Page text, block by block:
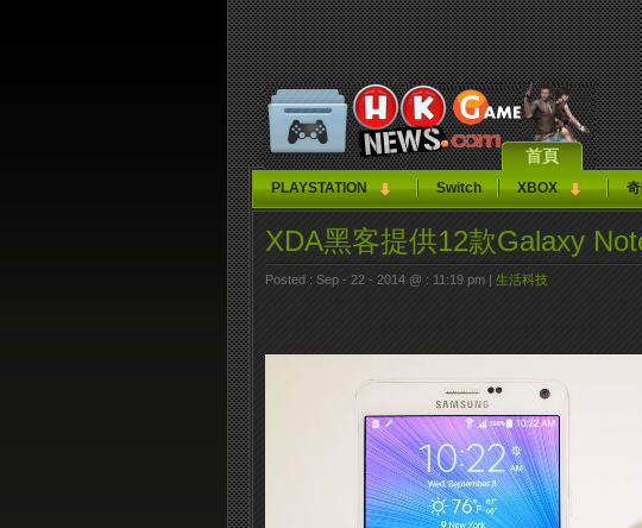
首頁
PLAYSTATION Switch XBOX
XDA黑客提供12款Galaxy
Posted : Sep - 22 - 2014 @ : 11:19 pm | 生活科技